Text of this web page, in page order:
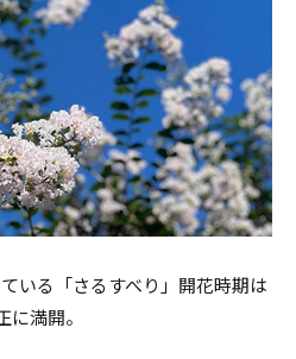
いる「さるすべり」開花時期は
満開。